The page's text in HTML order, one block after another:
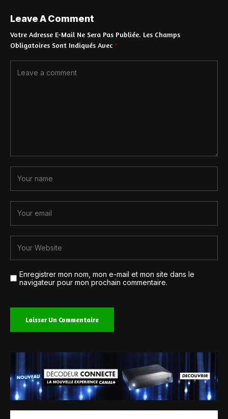
Leave A Comment
Votre Adresse E-Mail Ne Sera Pas Publiée. Les Champs
Obligatoires Sont Indiqués Avec *
Enregistrer mon nom, mon e-mail et mon site dans le
navigateur pour mon prochain commentaire.